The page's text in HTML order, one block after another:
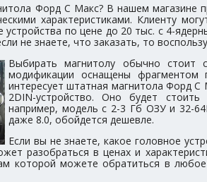
Форд С Макс? В нашем магазине
характеристиками. Клиенту
по цене до 20 тыс. с 4-
не знаете, что заказать, то
Выбирать магнитолу обычно стоит
модификации оснащены фрагментом
интересует штатная магнитола Форд С
2DIN-устройство. Оно будет
например, модель с 2-3 Гб ОЗУ и 32-
даже 8.0, обойдется дешевле.
Если вы не знаете, какое головное
разобраться в ценах и
которой можете обратиться в